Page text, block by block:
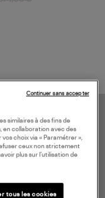
similaires à des fins de
en collaboration avec des
choix via « Paramétrer »,
ceux non strictement
plus sur l’utilisation de
tous les cookies
Continuer sans accepter